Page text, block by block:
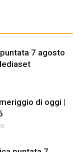
7 agosto
di oggi |